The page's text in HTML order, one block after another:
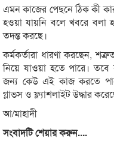
এমন কাজের পেছনে ঠিক কী
হওয়া যায়নি বলে খবরে বলা
তদন্ত করছে।
কর্মকর্তারা ধারণা করছেন,
নিয়ে যাওয়া হতে পারে। তবে
জন্য কেউ এই কাজ করতে
গ্লাভস ও ফ্ল্যাশলাইট উদ্ধার
আ/মাহাদী
সংবাদটি শেয়ার করুন....